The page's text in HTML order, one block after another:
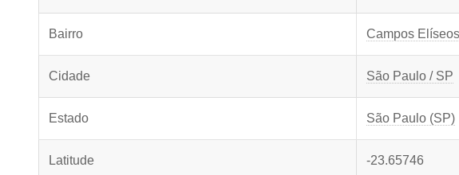
Bairro Campos Elíseos
Cidade São Paulo / SP
Estado São Paulo (SP)
Latitude -23.65746